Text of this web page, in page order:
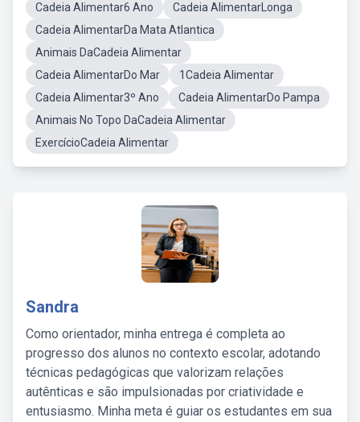
Cadeia Alimentar6 Ano
Cadeia AlimentarLonga
Cadeia AlimentarDa Mata Atlantica
Animais DaCadeia Alimentar
Cadeia AlimentarDo Mar
1Cadeia Alimentar
Cadeia Alimentar3º Ano
Cadeia AlimentarDo Pampa
Animais No Topo DaCadeia Alimentar
ExercícioCadeia Alimentar
Sandra
Como orientador, minha entrega é completa ao
progresso dos alunos no contexto escolar, adotando
técnicas pedagógicas que valorizam relações
autênticas e são impulsionadas por criatividade e
entusiasmo. Minha meta é guiar os estudantes em sua